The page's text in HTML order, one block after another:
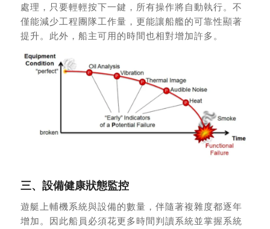
處理，只要輕輕按下一鍵，所有操作將自動執行。不
僅能減少工程團隊工作量，更能讓船艦的可靠性顯著
提升。此外，船主可用的時間也相對增加許多。
三、設備健康狀態監控
遊艇上輔機系統與設備的數量，伴隨著複雜度都逐年
增加。因此船員必須花更多時間判讀系統並掌握系統